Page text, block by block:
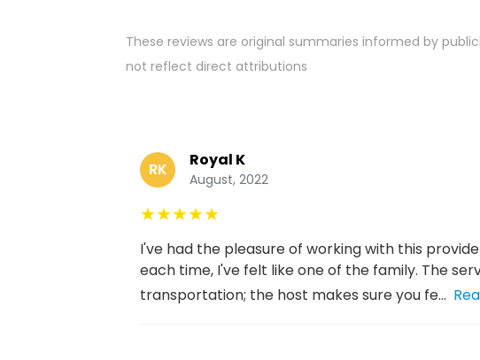
These reviews are original summaries informed by
not reflect direct attributions
RK Royal K
August, 2022
★★★★★
I've had the pleasure of working with this
each time, I've felt like one of the family. The
transportation; the host makes sure you fe...